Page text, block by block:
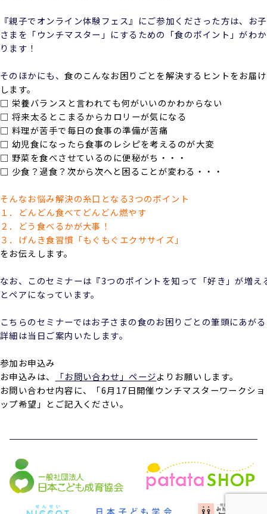
『親子でオンライン体験フェス』にご参加くださった方は、お子
さまを「ウンチマスター」にするための「食のポイント」がわか
ります！
そのほかにも、食のこんなお困りごとを解決するヒントをお届け
します。
□ 栄養バランスと言われても何がいいのかわからない
□ 将来太るとこまるからカロリーが気になる
□ 料理が苦手で毎日の食事の準備が苦痛
□ 幼児食になったら食事のレシピを考えるのが大変
□ 野菜を食べさせているのに便秘がち・・・
□ 少食？過食？次から次へと困ることが変わる・・・
そんなお悩み解決の糸口となる3つのポイント
１．どんどん食べてどんどん燃やす
２．どう食べるかが大事！
３．げんき食習慣「もぐもぐエクササイズ」
をお伝えします。
なお、このセミナーは『3つのポイントを知って「好き」が増
とペアになっています。
こちらのセミナーではお子さまの食のお困りごとの筆頭にあが
詳細は当日ご案内いたします。
参加お申込み
お申込みは、
「お問い合わせ」ページよりお願いします。
お問い合わせ内容に、「6月17日開催ウンチマスターワークショ
ップ希望」とご記入ください。